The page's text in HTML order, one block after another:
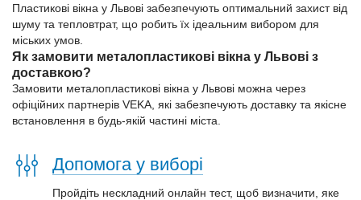
Пластикові вікна у Львові забезпечують оптимальний захист від
шуму та тепловтрат, що робить їх ідеальним вибором для
міських умов.
Як замовити металопластикові вікна у Львові з
доставкою?
Замовити металопластикові вікна у Львові можна через
офіційних партнерів VEKA, які забезпечують доставку та якісне
встановлення в будь-якій частині міста.
Допомога у виборі
Пройдіть нескладний онлайн тест, щоб визначити, яке